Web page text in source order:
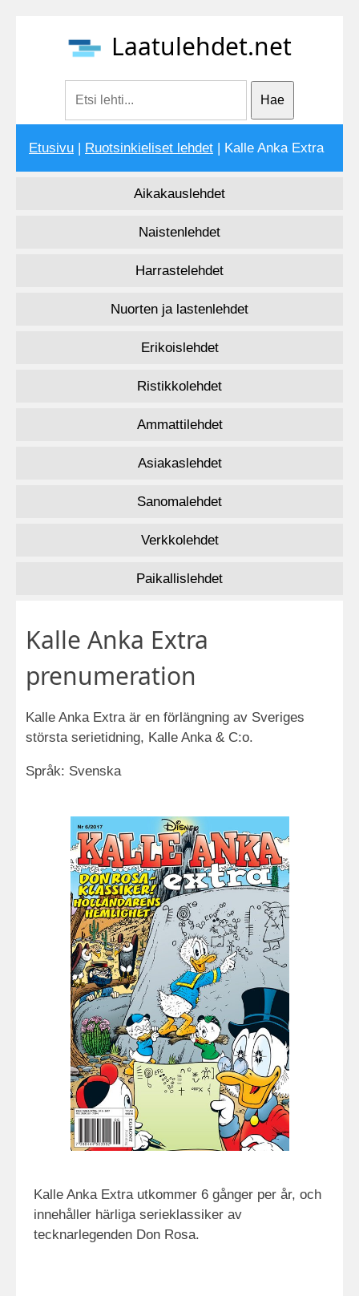
Laatulehdet.net
Etusivu Ruotsinkieliset lehdet | Kalle Anka Extra
Aikakauslehdet
Naistenlehdet
Harrastelehdet
Nuorten ja lastenlehdet
Erikoislehdet
Ristikkolehdet
Ammattilehdet
Asiakaslehdet
Sanomalehdet
Verkkolehdet
Paikallislehdet
Kalle Anka Extra
prenumeration
Kalle Anka Extra är en förlängning av Sveriges
största serietidning, Kalle Anka & C:o.
Språk: Svenska
Kalle Anka Extra utkommer 6 gånger per år, och
innehåller härliga serieklassiker av
tecknarlegenden Don Rosa.